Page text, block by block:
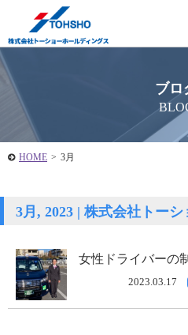
ブロ
HOME > 3月
3月, 2023 | 株式会社トー
女性ドライバーの
2023.03.17